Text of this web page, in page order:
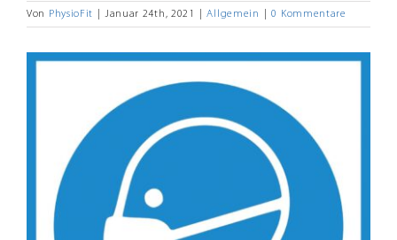
Von PhysioFit Januar 24th, 2021 Allgemein 0 Kommentare
Zeige